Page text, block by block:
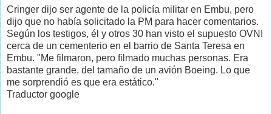
Cringer dijo ser agente de la policía militar en Embu, pero
dijo que no había solicitado la PM para hacer comentarios.
Según los testigos, él y otros 30 han visto el supuesto OVNI
cerca de un cementerio en el barrio de Santa Teresa en
Embu. "Me filmaron, pero filmado muchas personas. Era
bastante grande, del tamaño de un avión Boeing. Lo que
me sorprendió es que era estático."
Traductor google